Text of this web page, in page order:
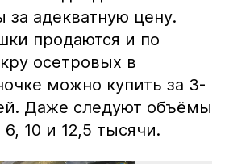
за адекватную цену.
продаются и по
осетровых в
можно купить за 3-
Даже следуют объёмы
10 и 12,5 тысячи.